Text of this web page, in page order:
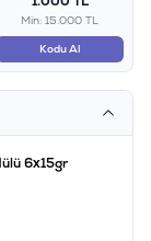
Min: 15.000 TL
Kodu Al
6x15gr